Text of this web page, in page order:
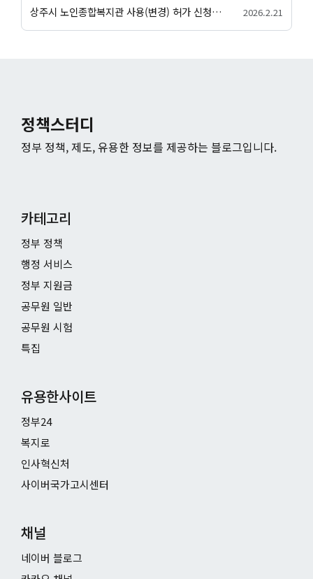
상주시 노인종합복지관 사용(변경) 허가 신청서 허가 절차 안내 2026.2.21
정책스터디
정부 정책, 제도, 유용한 정보를 제공하는 블로그입니다.
카테고리
정부 정책
행정 서비스
정부 지원금
공무원 일반
공무원 시험
특집
유용한사이트
정부24
복지로
인사혁신처
사이버국가고시센터
채널
네이버 블로그